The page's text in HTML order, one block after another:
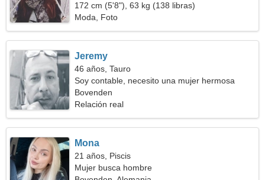
172 cm (5'8"), 63 kg (138 libras)
Moda, Foto
Jeremy
46 años, Tauro
Soy contable, necesito una mujer hermosa
Bovenden
Relación real
Mona
21 años, Piscis
Mujer busca hombre